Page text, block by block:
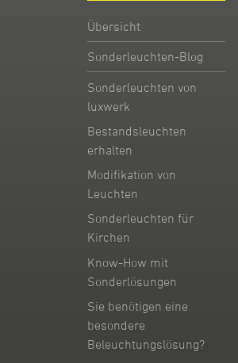
Übersicht
Sonderleuchten-Blog
Sonderleuchten von
luxwerk
Bestandsleuchten
erhalten
Modifikation von
Leuchten
Sonderleuchten für
Kirchen
Know-How mit
Sonderlösungen
Sie benötigen eine
besondere
Beleuchtungslösung?